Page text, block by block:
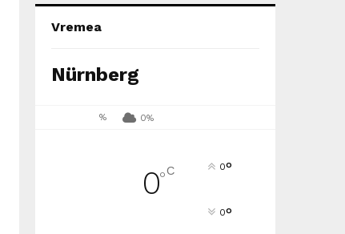
Vremea
Nürnberg
% 0%
0°C 0°
0°